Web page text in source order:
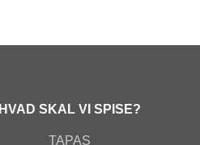
HVAD SKAL VI SPISE?
TAPAS